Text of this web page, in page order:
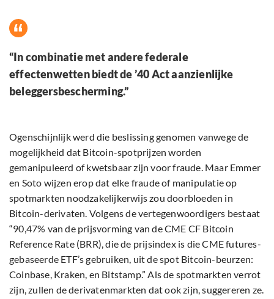
“In combinatie met andere federale
effectenwetten biedt de ’40 Act aanzienlijke
beleggersbescherming.”
Ogenschijnlijk werd die beslissing genomen vanwege de
mogelijkheid dat Bitcoin-spotprijzen worden
gemanipuleerd of kwetsbaar zijn voor fraude. Maar Emmer
en Soto wijzen erop dat elke fraude of manipulatie op
spotmarkten noodzakelijkerwijs zou doorbloeden in
Bitcoin-derivaten. Volgens de vertegenwoordigers bestaat
“90,47% van de prijsvorming van de CME CF Bitcoin
Reference Rate (BRR), die de prijsindex is die CME futures-
gebaseerde ETF’s gebruiken, uit de spot Bitcoin-beurzen:
Coinbase, Kraken, en Bitstamp.” Als de spotmarkten verrot
zijn, zullen de derivatenmarkten dat ook zijn, suggereren ze.